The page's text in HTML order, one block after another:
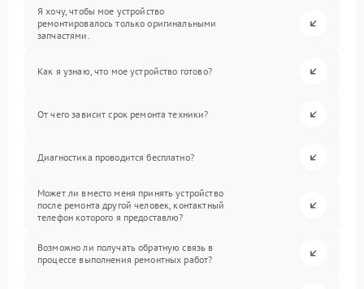
Я хочу, чтобы мое устройство
ремонтировалось только оригинальными
запчастями.
Как я узнаю, что мое устройство готово?
От чего зависит срок ремонта техники?
Диагностика проводится бесплатно?
Может ли вместо меня принять устройство
после ремонта другой человек, контактный
телефон которого я предоставлю?
Возможно ли получать обратную связь в
процессе выполнения ремонтных работ?